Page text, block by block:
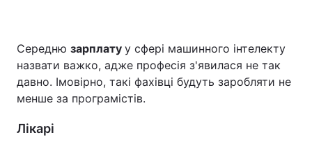
Середню зарплату у сфері машинного інтелекту
назвати важко, адже професія з'явилася не так
давно. Імовірно, такі фахівці будуть заробляти не
менше за програмістів.
Лікарі